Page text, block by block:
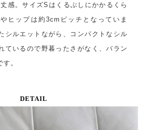
感。サイズSはくるぶしにかかるくら
ヒップは約3cmピッチとなっていま
シルエットながら、コンパクトなシル
ているので野暮ったさがなく、バラン
。
DETAIL